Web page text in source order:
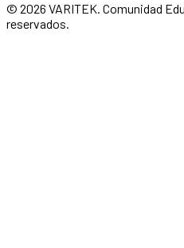
© 2026 VARITEK. Comunidad
reservados.